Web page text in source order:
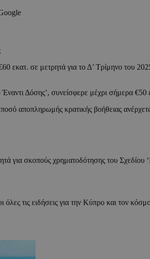
εκατ. σε μετρητά για το Δ’ Τρίμηνο του
Δόσης’, συνείσφερε μέχρι σήμερα
αποπληρωμής κρατικής βοήθειας
σκοπούς χρηματοδότησης του Σχεδίου
όλες τις ειδήσεις για την Κύπρο και τον